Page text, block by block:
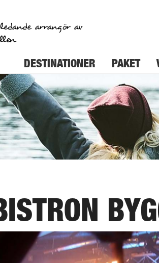
arrangör av
DESTINATIONER PAKET